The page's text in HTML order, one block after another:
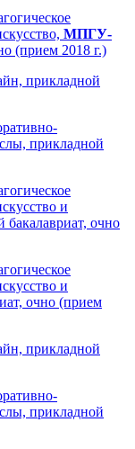
МПГУ-
(прием 2018 г.)
прикладной
прикладной
и
бакалавриат, очно
и
очно (прием
прикладной
прикладной